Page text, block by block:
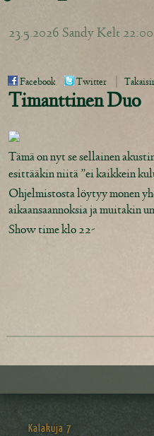
23.5.2026 Sandy Kelt
Facebook Twitter
Timanttinen Duo
Tämä on nyt se sellainen
esittääkin niitä ”ei kaikkein
Ohjelmistosta löytyy monen
aikaansaannoksia ja muitakin
Show time klo 22-
Kalakuja 7